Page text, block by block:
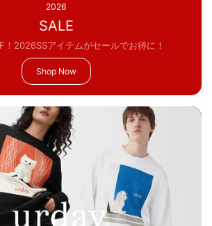
2026
SALE
！2026SSアイテムがセールでお得に！
Shop Now